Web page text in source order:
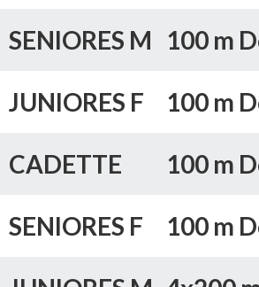
SENIORES M 100 m
JUNIORES F 100 m
CADETTE 100 m
SENIORES F 100 m